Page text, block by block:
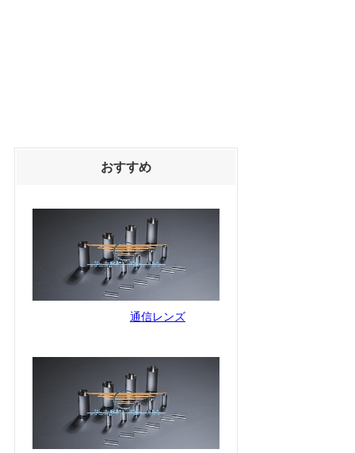
おすすめ
通信レンズ